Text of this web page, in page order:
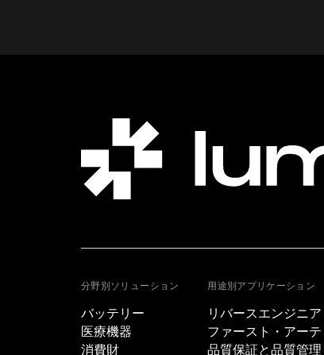
分野別ソリューション
バッテリー
医療機器
消費財
用途別アプリケーション
リバースエンジニ
ファースト・アー
品質保証と品質管理